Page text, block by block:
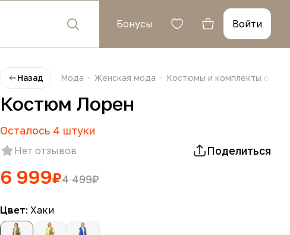
Бонусы Войти
Назад Мода Женская мода Костюмы и комплекты
Костюм Лорен
Осталось 4 штуки
Нет отзывов Поделиться
6 999₽4 499₽
Цвет: Хаки